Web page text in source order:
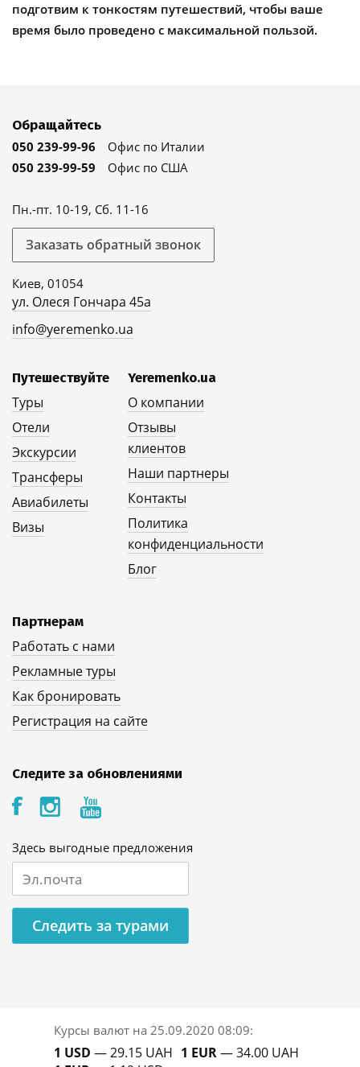
подготвим к тонкостям путешествий, чтобы ваше
время было проведено с максимальной пользой.
Обращайтесь
050 239-99-96
Офис по Италии
050 239-99-59
Офис по США
Пн.-пт. 10-19, Сб. 11-16
Заказать обратный звонок
Киев, 01054
ул. Олеся Гончара 45а
info@yeremenko.ua
Путешествуйте
Туры
Отели
Экскурсии
Трансферы
Авиабилеты
Визы
Yeremenko.ua
О компании
Отзывы
клиентов
Наши партнеры
Контакты
Политика
конфиденциальности
Блог
Партнерам
Работать с нами
Рекламные туры
Как бронировать
Регистрация на сайте
Следите за обновлениями
Здесь выгодные предложения
Следить за турами
Курсы валют на 25.09.2020 08:09:
1 USD — 29.15 UAH 1 EUR— 34.00 UAH